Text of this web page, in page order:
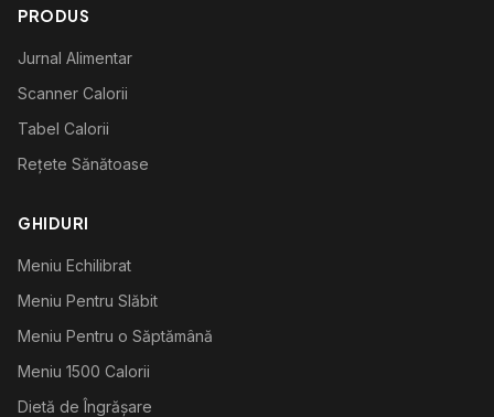
PRODUS
Jurnal Alimentar
Scanner Calorii
Tabel Calorii
Rețete Sănătoase
GHIDURI
Meniu Echilibrat
Meniu Pentru Slăbit
Meniu Pentru o Săptămână
Meniu 1500 Calorii
Dietă de Îngrășare